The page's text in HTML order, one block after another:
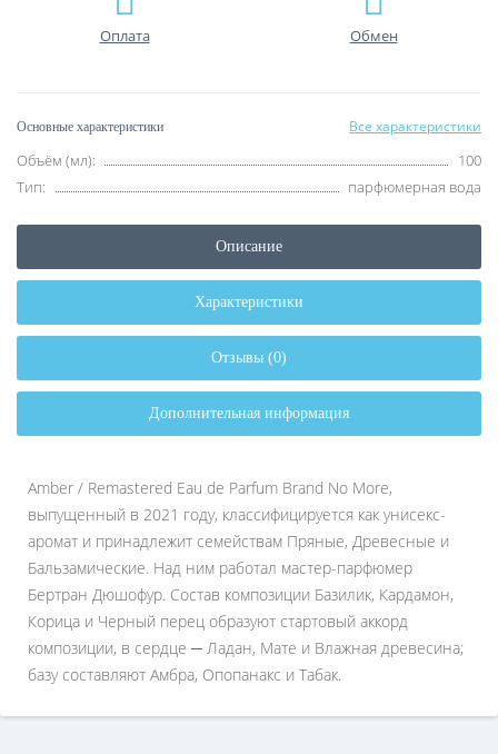
Оплата Обмен
Основные характеристики Все характеристики
Объём (мл):
100
Тип:
парфюмерная вода
Описание
Характеристики
Отзывы (0)
Дополнительная информация
Amber / Remastered Eau de Parfum Brand No More,
выпущенный в 2021 году, классифицируется как унисекс-
аромат и принадлежит семействам Пряные, Древесные и
Бальзамические. Над ним работал мастер-парфюмер
Бертран Дюшофур. Состав композиции Базилик, Кардамон,
Корица и Черный перец образуют стартовый аккорд
композиции, в сердце ─ Ладан, Мате и Влажная древесина;
базу составляют Амбра, Опопанакс и Табак.